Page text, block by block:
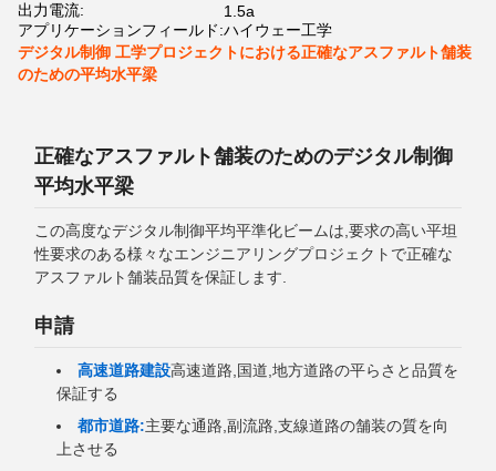
出力電流:
1.5a
アプリケーションフィールド:ハイウェー工学
デジタル制御 工学プロジェクトにおける正確なアスファルト舗装
のための平均水平梁
正確なアスファルト舗装のためのデジタル制御
平均水平梁
この高度なデジタル制御平均平準化ビームは,要求の高い平坦
性要求のある様々なエンジニアリングプロジェクトで正確な
アスファルト舗装品質を保証します.
申請
高速道路建設高速道路,国道,地方道路の平らさと品質を
保証する
都市道路:主要な通路,副流路,支線道路の舗装の質を向
上させる